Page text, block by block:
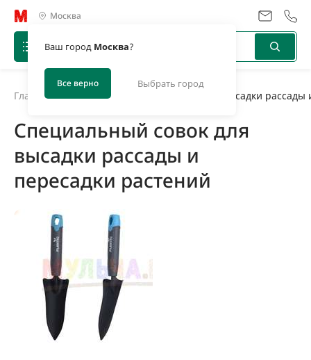
Москва
Ваш город Москва?
Все верно Выбрать город
Главная Специальный совок для высадки рассады
Специальный совок для
высадки рассады и
пересадки растений